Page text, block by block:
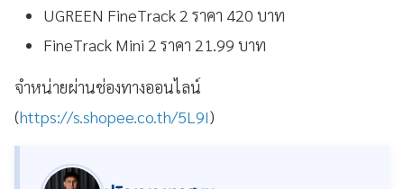
UGREEN FineTrack 2 ราคา 420 บาท
FineTrack Mini 2 ราคา 21.99 บาท
จำหน่ายผ่านช่องทางออนไลน์
(https://s.shopee.co.th/5L9I)